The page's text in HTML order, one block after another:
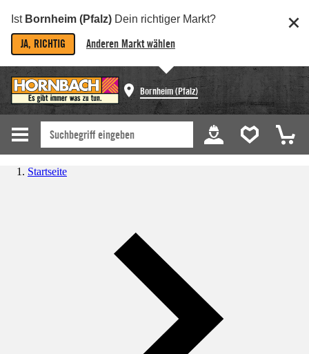
Ist Bornheim (Pfalz) Dein richtiger Markt?
JA, RICHTIG Anderen Markt wählen
Bornheim (Pfalz)
Startseite